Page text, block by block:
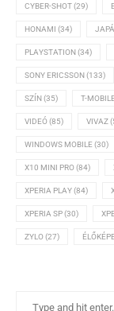
CYBER-SHOT(29)
HONAMI (34)
PLAYSTATION(34)
SONY ERICSSON(133)
SZÍN(35) T-
VIDEÓ(85) VIVAZ
WINDOWS MOBILE(30)
X10 MINI PRO(84)
XPERIA PLAY(84)
XPERIA SP(30)
ZYLO(27)